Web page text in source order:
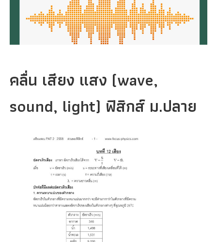
คลื่น เสียง แสง (wave,
sound, light) ฟิสิกส์ ม.ปลาย